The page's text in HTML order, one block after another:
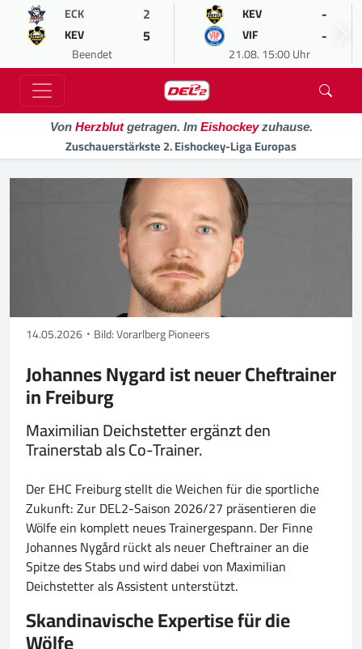
ECK 2
KEV 5
Beendet
KEV -
VIF -
21.08. 15:00 Uhr
Von Herzblutgetragen. Im Eishockeyzuhause.
Zuschauerstärkste 2. Eishockey-Liga Europas
14.05.2026 Bild: Vorarlberg Pioneers
Johannes Nygard ist neuer Cheftrainer
in Freiburg
Maximilian Deichstetter ergänzt den
Trainerstab als Co-Trainer.
Der EHC Freiburg stellt die Weichen für die sportliche
Zukunft: Zur DEL2-Saison 2026/27 präsentieren die
Wölfe ein komplett neues Trainergespann. Der Finne
Johannes Nygård rückt als neuer Cheftrainer an die
Spitze des Stabs und wird dabei von Maximilian
Deichstetter als Assistent unterstützt.
Skandinavische Expertise für die